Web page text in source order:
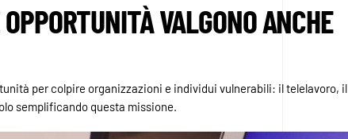
VALGONO ANCHE
per colpire organizzazioni e individui vulnerabili: il telelavoro, il
semplificando questa missione.